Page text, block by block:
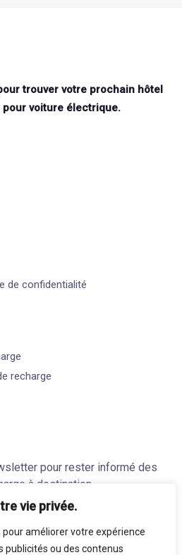
vie privée.
pour améliorer votre expérience
publicités ou des contenus
trouver votre prochain hôtel
voiture électrique.
de confidentialité
recharge
pour rester informé des
à destination.
la politique de confidentialité